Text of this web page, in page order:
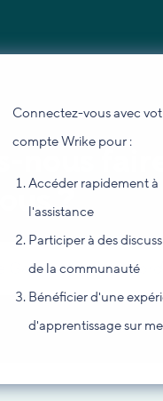
Connectez-vous avec
compte Wrike pour :
Accéder rapidement à
l'assistance
Participer à des
de la communauté
Bénéficier d'une
d'apprentissage sur
nous
?